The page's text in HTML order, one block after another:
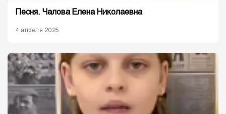
Песня. Чалова Елена Николаевна
4 апреля 2025